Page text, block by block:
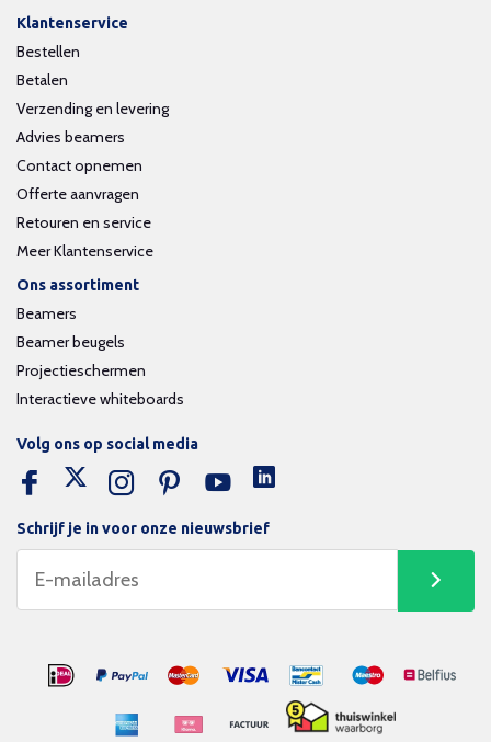
Klantenservice
Bestellen
Betalen
Verzending en levering
Advies beamers
Contact opnemen
Offerte aanvragen
Retouren en service
Meer Klantenservice
Ons assortiment
Beamers
Beamer beugels
Projectieschermen
Interactieve whiteboards
Schrijf je in voor onze nieuwsbrief
Volg ons op social media